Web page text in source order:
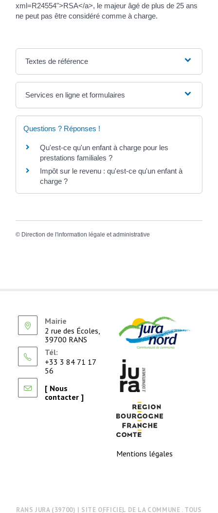
xml=R24554">RSA</a>, le majeur âgé de plus de 25 ans
ne peut pas être considéré comme à charge.
Textes de référence
Services en ligne et formulaires
Questions ? Réponses !
Qu'est-ce qu'un enfant à charge pour les
prestations familiales ?
Impôt sur le revenu : qu'est-ce qu'un enfant à
charge ?
© Direction de l'information légale et administrative
Mairie
2 rue des Écoles,
39700 RANS
Tél:
+33 3 84 71 17
56
[ Nous
contacter ]
Mentions légales
RANS JURA (39700) | SITE OFFICIEL DE LA COMMUNE . TOUS